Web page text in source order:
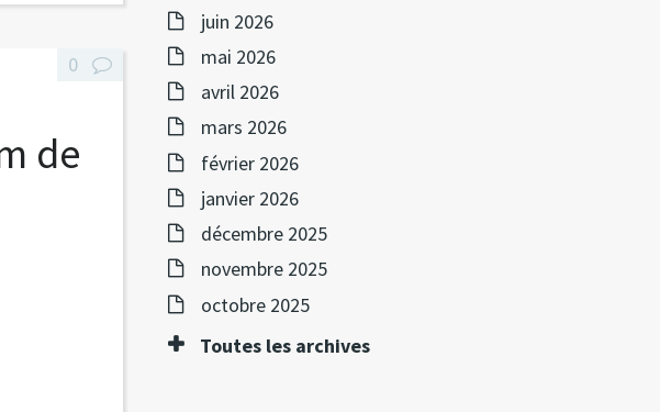
de
0
juin 2026
mai 2026
avril 2026
mars 2026
février 2026
janvier 2026
décembre 2025
novembre 2025
octobre 2025
Toutes les archives